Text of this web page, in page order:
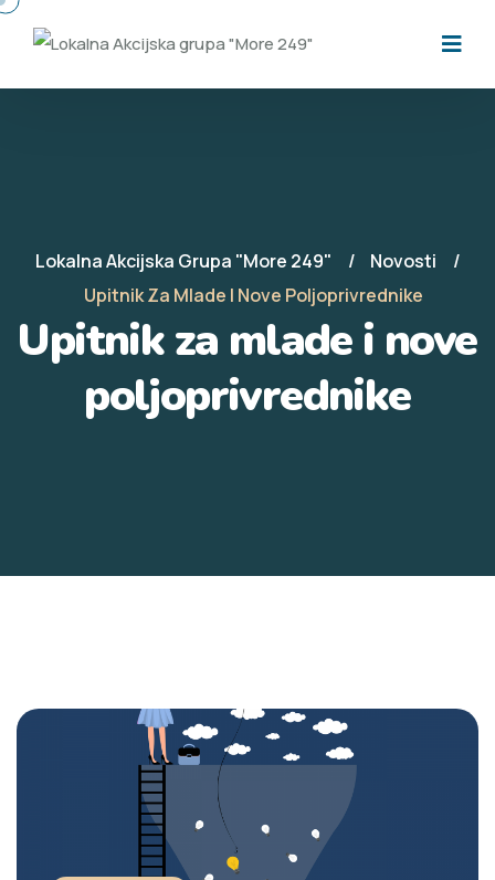
Lokalna Akcijska Grupa "More 249"
Novosti
Upitnik Za Mlade I Nove Poljoprivrednike
Upitnik za mlade i nove
poljoprivrednike